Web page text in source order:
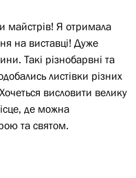
майстрів! Я отримала
на виставці! Дуже
Такі різнобарвні та
листівки різних
висловити велику
де можна
та святом.